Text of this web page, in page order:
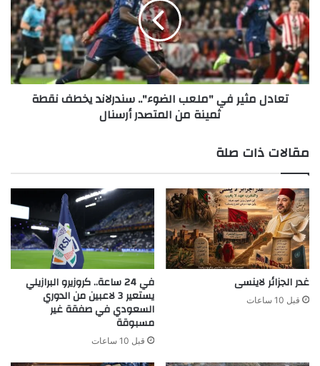
"ملعب
الضوء"..
سندرلاند
يخطف
نقطة
ثمينة
تعادل مثير في "ملعب الضوء".. سندرلاند يخطف نقطة
ثمينة من المتصدر أرسنال
مقالات ذات صلة
غدر الجزائر لاينسى
قبل 10 ساعات
في 24 ساعة.. كروزيرو البرازيلي
يستعير 3 لاعبين من الدوري
السعودي في صفقة غير
مسبوقة
قبل 10 ساعات